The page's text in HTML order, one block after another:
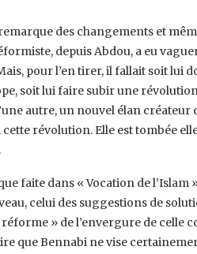
des changements et
depuis ‎Abdou, a eu
pour l’en tirer, il fallait soit lui
soit lui faire subir une
autre, un nouvel élan créateur
révolution. Elle ‎est tombée
faite dans « Vocation de
celui des ‎suggestions de
» de l’envergure de celle
que Bennabi ne vise